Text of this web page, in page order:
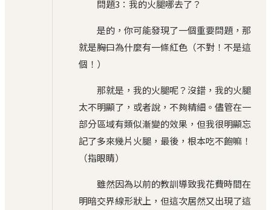
問題3：我的火腿哪去了？
是的，你可能發現了一個重要問題，那
就是――胸口為什麼有一條紅色（不對！不是這
個！）
那就是，我的火腿呢？沒錯，我的火腿
太不明顯了，或者說，不夠精細。儘管在一
部分區域有類似漸變的效果，但我很明顯忘
記了多來幾片火腿，最後，根本吃不飽嘛！
（指眼睛）
雖然因為以前的教訓導致我花費時間在
明暗交界線形狀上，但這次居然又出現了這